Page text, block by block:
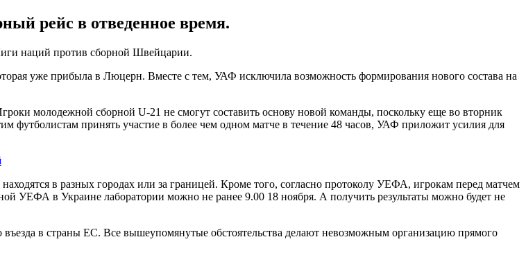
рейс в отведенное время.
наций против сборной Швейцарии.
уже прибыла в Люцерн. Вместе с тем, УАФ исключила возможность формирования нового состава на
молодежной сборной U-21 не смогут составить основу новой команды, поскольку еще во вторник
принять участие в более чем одном матче в течение 48 часов, УАФ приложит усилия для
в разных городах или за границей. Кроме того, согласно протоколу УЕФА, игрокам перед матчем
УЕФА в Украине лаборатории можно не ранее 9.00 18 ноября. А получить результаты можно будет не
въезда в страны ЕС. Все вышеупомянутые обстоятельства делают невозможным организацию прямого